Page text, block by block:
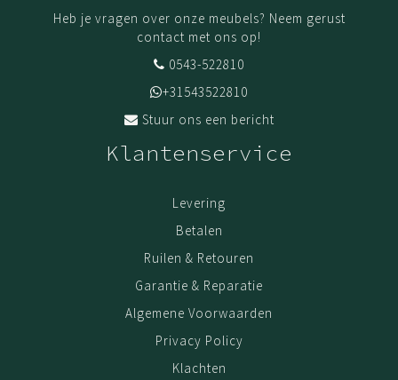
Heb je vragen over onze meubels? Neem gerust
contact met ons op!
0543-522810
+31543522810
Stuur ons een bericht
Klantenservice
Levering
Betalen
Ruilen & Retouren
Garantie & Reparatie
Algemene Voorwaarden
Privacy Policy
Klachten